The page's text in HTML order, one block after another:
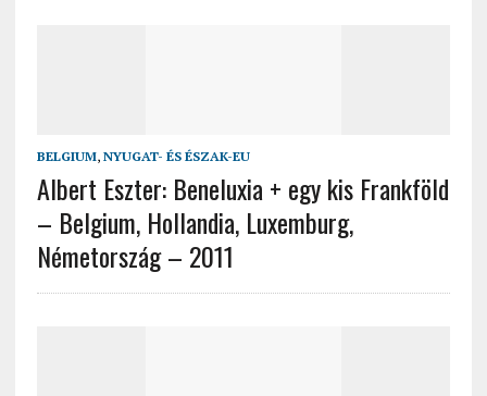
BELGIUM, NYUGAT- ÉS ÉSZAK-EU
Albert Eszter: Beneluxia + egy kis Frankföld
– Belgium, Hollandia, Luxemburg,
Németország – 2011